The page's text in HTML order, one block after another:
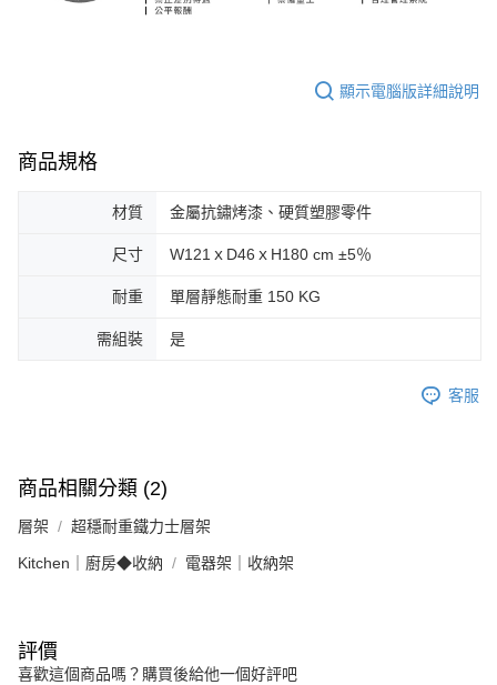
顯示電腦版詳細說明
商品規格
材質 金屬抗鏽烤漆、硬質塑膠零件
尺寸 W121ｘD46ｘH180 cm ±5％
耐重 單層靜態耐重 150 KG
需組裝 是
客服
商品相關分類 (2)
層架 超穩耐重鐵力士層架
Kitchen｜廚房◆收納 電器架｜收納架
評價
喜歡這個商品嗎？購買後給他一個好評吧